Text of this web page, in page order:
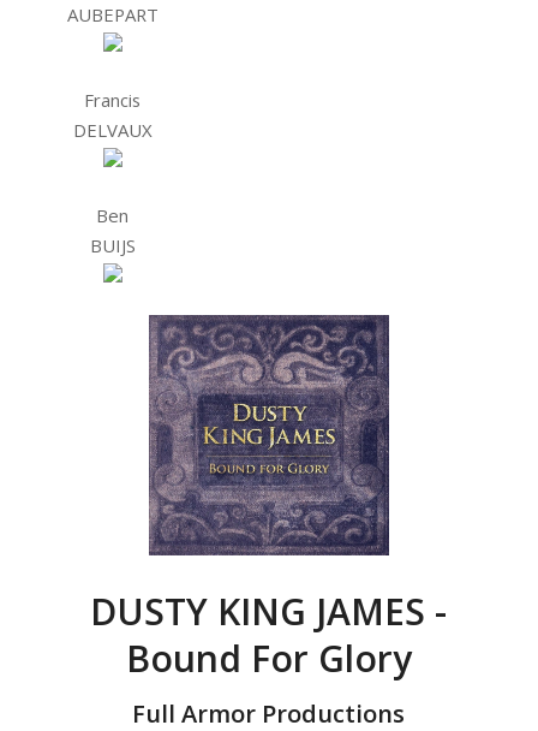
AUBEPART
Francis
DELVAUX
Ben
BUIJS
DUSTY KING JAMES -
Bound For Glory
Full Armor Productions